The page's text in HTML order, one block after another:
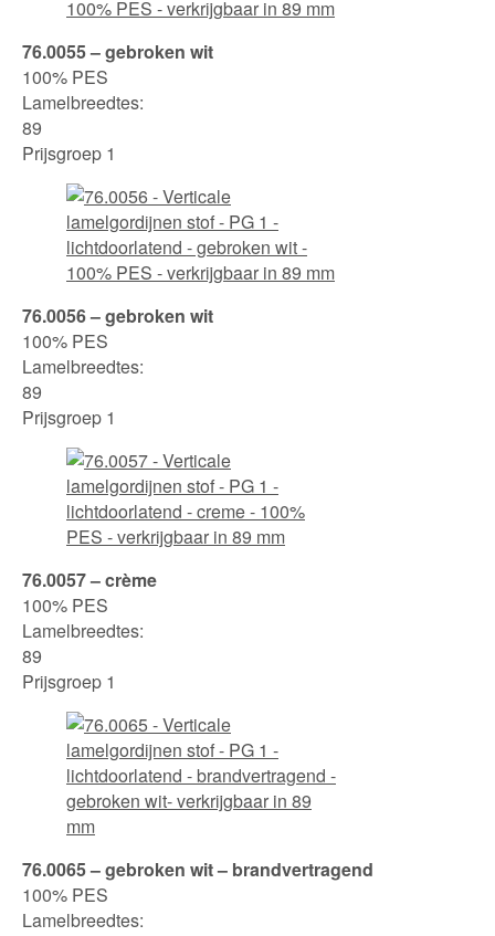
76.0055 – gebroken wit
100% PES
Lamelbreedtes:
89
Prijsgroep 1
76.0056 – gebroken wit
100% PES
Lamelbreedtes:
89
Prijsgroep 1
76.0057 – crème
100% PES
Lamelbreedtes:
89
Prijsgroep 1
76.0065 – gebroken wit – brandvertragend
100% PES
Lamelbreedtes: